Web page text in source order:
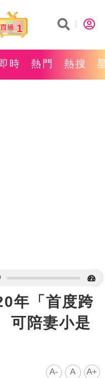
1
時 熱門 熱搜
年「首度跨
可陪妻小是
A- A A+